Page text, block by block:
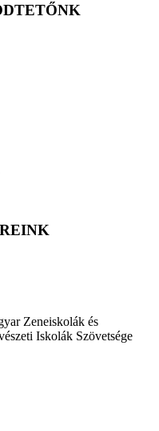
Zeneiskolák és
Iskolák Szövetsége